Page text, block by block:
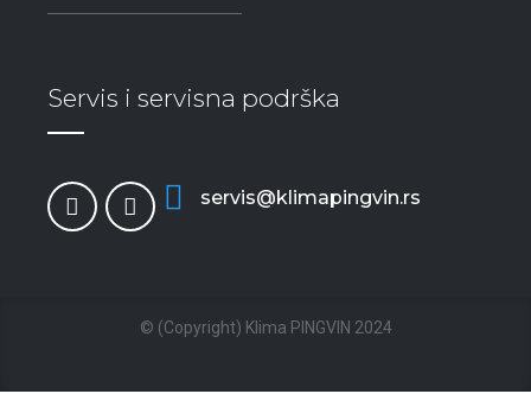
Servis i servisna podrška
servis@klimapingvin.rs
© (Copyright) Klima PINGVIN 2024